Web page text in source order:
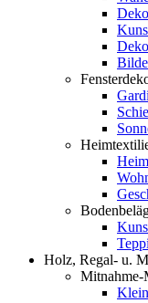
Holz, Regal- u.
Mitnahme-